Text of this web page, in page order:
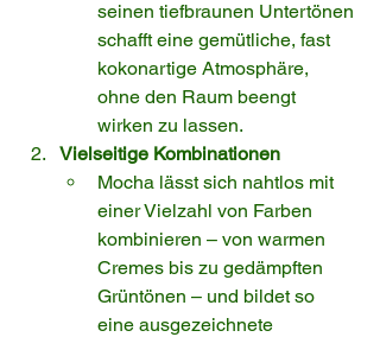
seinen tiefbraunen Untertönen
schafft eine gemütliche, fast
kokonartige Atmosphäre,
ohne den Raum beengt
wirken zu lassen.
Vielseitige Kombinationen
Mocha lässt sich nahtlos mit
einer Vielzahl von Farben
kombinieren – von warmen
Cremes bis zu gedämpften
Grüntönen – und bildet so
eine ausgezeichnete